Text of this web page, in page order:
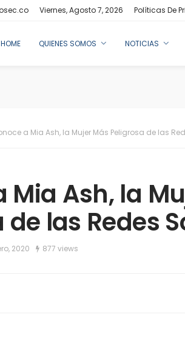
Viernes, Agosto 7, 2026 Políticas De
HOME QUIENES SOMOS NOTICIAS
a Mia Ash, la Mujer Más Peligrosa de las
Mia Ash, la
de las Redes
2020 877 views